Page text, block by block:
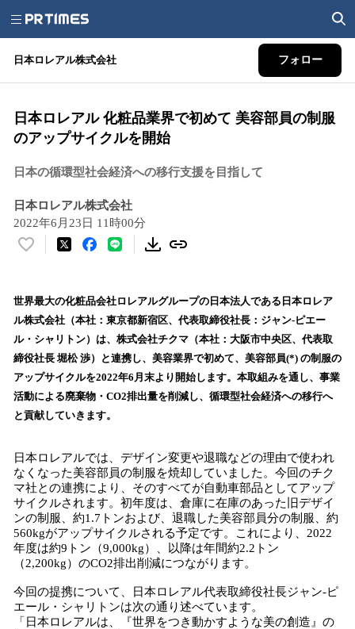
日本ロレアル株式会社 フォロー
日本ロレアル 化粧品業界で初めて 美容部員の制服
のアップサイクルを開始
日本の循環型社会経済への移行支援を目指して
日本ロレアル株式会社
2022年6月23日 11時00分
い
！
数
を
読
込
み
中
す
世界最大の化粧品会社ロレアルグループの日本法人である日本ロレア
ル株式会社（本社：東京都新宿区、代表取締役社長：ジャン-ピエー
ル・シャリトン）は、株式会社チクマ（本社：大阪市中央区、代表取
締役社長 堀松 渉）と連携し、美容業界で初めて、美容部員(*) の制服の
アップサイクルを2022年6月末より開始します。本取組みを通し、事業
活動による廃棄物・CO2排出量を削減し、循環型社会経済への移行へ
と貢献していきます。
日本ロレアルでは、デザイン変更や退職などの理由で使われ
なくなった美容部員の制服を焼却していました。今回のチク
マ社との連携により、そのすべてが自動車部品としてアップ
サイクルされます。初年度は、倉庫に在庫のあった旧デザイ
ンの制服、約1.7トンおよび、退職した美容部員分の制服、約
560kgがアップサイクルされる予定です。これにより、2022
年度は約9トン（9,000kg）、以降は年間約2.2トン
（2,200kg）のCO2排出削減につながります。
今回の提携について、日本ロレアル代表取締役社長ジャン-ピ
エール・シャリトンは次の通り述べています。
「日本ロレアルは、『世界をつき動かすような美の創造』の